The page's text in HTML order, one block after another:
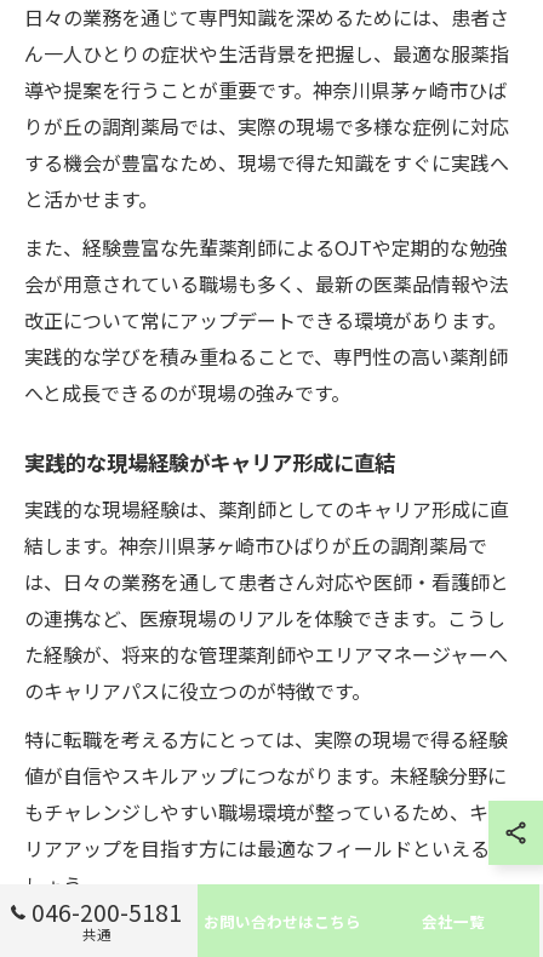
日々の業務を通じて専門知識を深めるためには、患者さ
ん一人ひとりの症状や生活背景を把握し、最適な服薬指
導や提案を行うことが重要です。神奈川県茅ヶ崎市ひば
りが丘の調剤薬局では、実際の現場で多様な症例に対応
する機会が豊富なため、現場で得た知識をすぐに実践へ
と活かせます。
また、経験豊富な先輩薬剤師によるOJTや定期的な勉強
会が用意されている職場も多く、最新の医薬品情報や法
改正について常にアップデートできる環境があります。
実践的な学びを積み重ねることで、専門性の高い薬剤師
へと成長できるのが現場の強みです。
実践的な現場経験がキャリア形成に直結
実践的な現場経験は、薬剤師としてのキャリア形成に直
結します。神奈川県茅ヶ崎市ひばりが丘の調剤薬局で
は、日々の業務を通して患者さん対応や医師・看護師と
の連携など、医療現場のリアルを体験できます。こうし
た経験が、将来的な管理薬剤師やエリアマネージャーへ
のキャリアパスに役立つのが特徴です。
特に転職を考える方にとっては、実際の現場で得る経験
値が自信やスキルアップにつながります。未経験分野に
もチャレンジしやすい職場環境が整っているため、キャ
リアアップを目指す方には最適なフィールドといえるで
しょう。
046-200-5181
共通
お問い合わせはこちら 会社一覧